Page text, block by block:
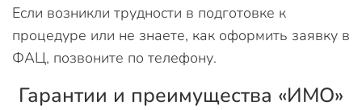
Если возникли трудности в подготовке к
процедуре или не знаете, как оформить заявку в
ФАЦ, позвоните по телефону.
Гарантии и преимущества «ИМО»